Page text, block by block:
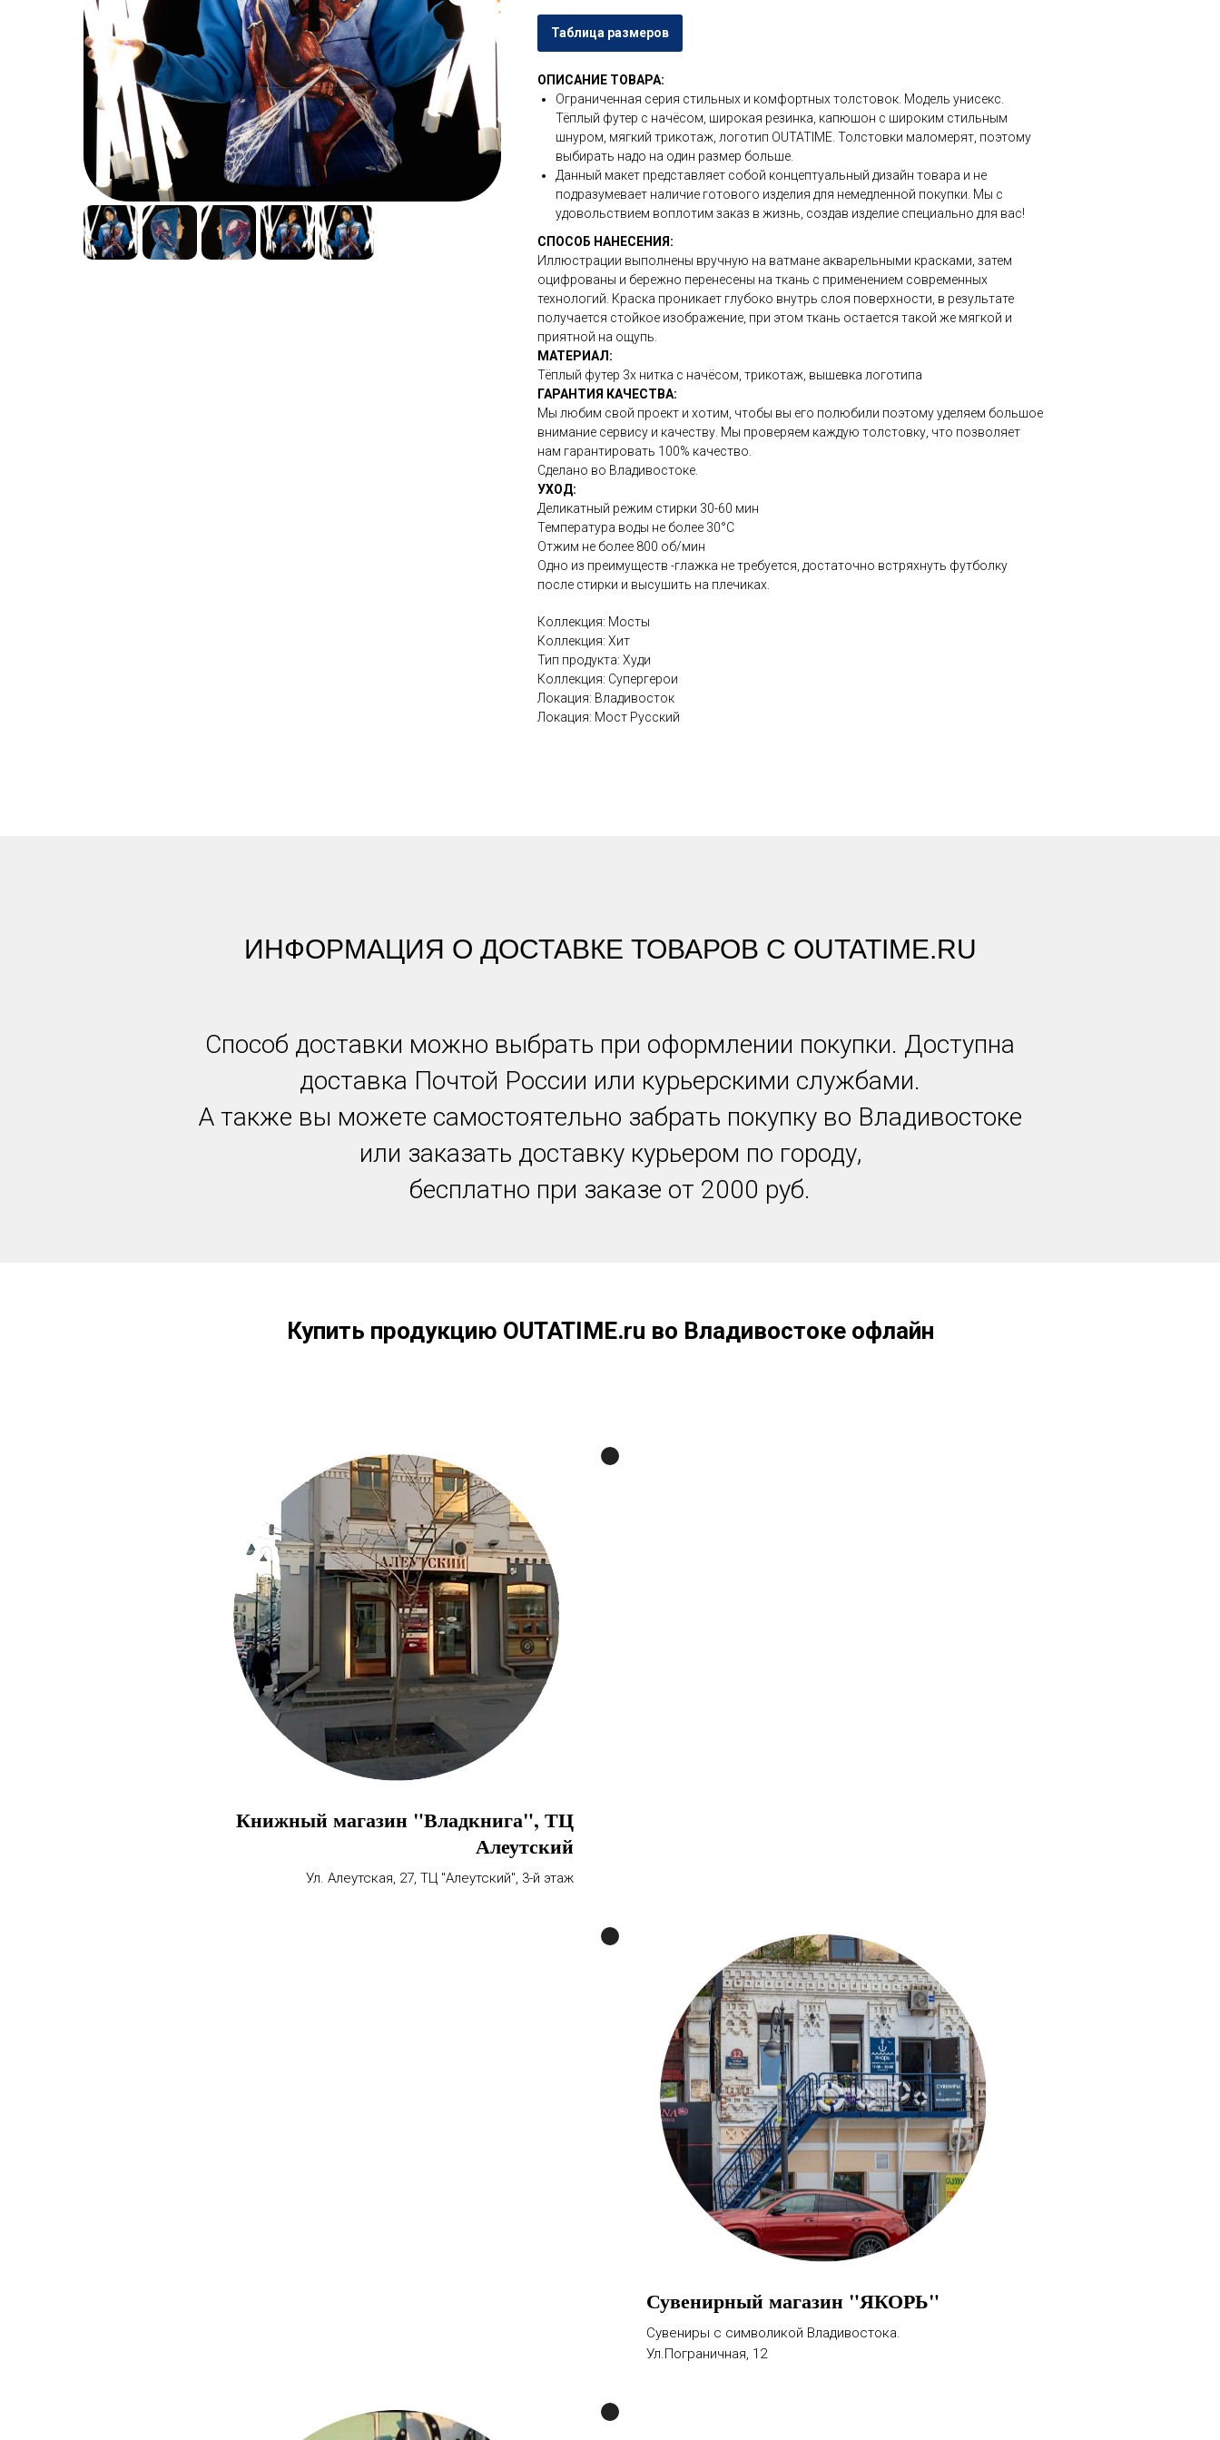
Таблица размеров
ОПИСАНИЕ ТОВАРА:
Ограниченная серия стильных и комфортных толстовок. Модель унисекс.
Тёплый футер с начёсом, широкая резинка, капюшон с широким стильным
шнуром, мягкий трикотаж, логотип OUTATIME. Толстовки маломерят, поэтому
выбирать надо на один размер больше.
Данный макет представляет собой концептуальный дизайн товара и не
подразумевает наличие готового изделия для немедленной покупки. Мы с
удовольствием воплотим заказ в жизнь, создав изделие специально для вас!
СПОСОБ НАНЕСЕНИЯ:
Иллюстрации выполнены вручную на ватмане акварельными красками, затем
оцифрованы и бережно перенесены на ткань с применением современных
технологий. Краска проникает глубоко внутрь слоя поверхности, в результате
получается стойкое изображение, при этом ткань остается такой же мягкой и
приятной на ощупь.
МАТЕРИАЛ:
Тёплый футер 3х нитка с начёсом, трикотаж, вышевка логотипа
ГАРАНТИЯ КАЧЕСТВА:
Мы любим свой проект и хотим, чтобы вы его полюбили поэтому уделяем большое
внимание сервису и качеству. Мы проверяем каждую толстовку, что позволяет
нам гарантировать 100% качество.
Сделано во Владивостоке.
УХОД:
Деликатный режим стирки 30-60 мин
Температура воды не более 30°C
Отжим не более 800 об/мин
Одно из преимуществ -глажка не требуется, достаточно встряхнуть футболку
после стирки и высушить на плечиках.
Коллекция: Мосты
Коллекция: Xит
Тип продукта: Худи
Коллекция: Супергерои
Локация: Владивосток
Локация: Мост Русский
ИНФОРМАЦИЯ О ДОСТАВКЕ ТОВАРОВ С OUTATIME.RU
Способ доставки можно выбрать при оформлении покупки. Доступна
доставка Почтой России или курьерскими службами.
А также вы можете самостоятельно забрать покупку во Владивостоке
или заказать доставку курьером по городу,
бесплатно при заказе от 2000 руб.
Купить продукцию OUTATIME.ru во Владивостоке офлайн
Книжный магазин "Владкнига", ТЦ
Алеутский
Ул. Алеутская, 27, ТЦ "Алеутский", 3-й этаж
Сувенирный магазин "ЯКОРЬ"
Сувениры с символикой Владивостока.
Ул.Пограничная, 12